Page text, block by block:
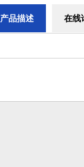
产品描述 在线